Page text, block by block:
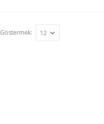
Göstermek: